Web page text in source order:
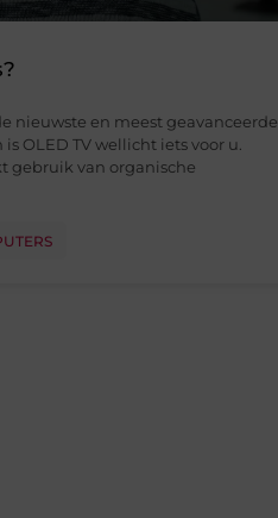
nieuwste en meest geavanceerde
OLED TV wellicht iets voor u.
gebruik van organische